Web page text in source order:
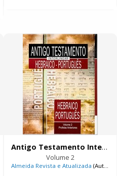
Biblia Hebraica Stuttgartensia(Autor),
Antigo Testamento Interlinear Hebraico-Português
Volume 2
Almeida Revista e Atualizada (Autor),